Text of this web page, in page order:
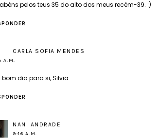
pelos teus 35 do alto dos meus recém-39. :)
CARLA SOFIA MENDES
A.M.
bom dia para si, Silvia
NANI ANDRADE
9:16 A.M.